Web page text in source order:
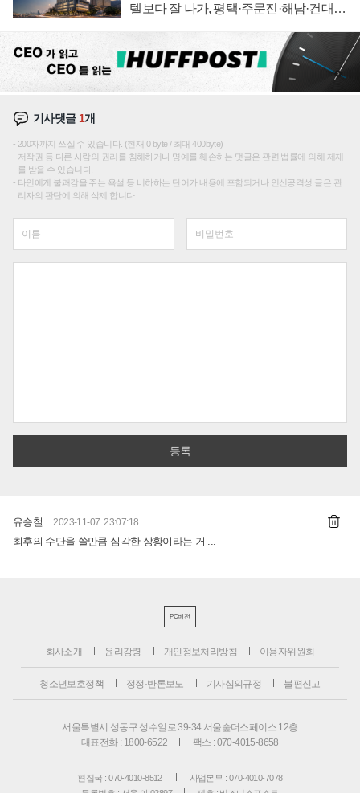
텔보다 잘 나가, 평택·주문진·해남·건대로
기사댓글1개
200자까지 쓰실 수 있습니다. (현재 0 byte / 최대 400byte)
저작권 등 다른 사람의 권리를 침해하거나 명예를 훼손하는 댓글은 관련 법률에 의해 제재
를 받을 수 있습니다.
타인에게 불쾌감을 주는 욕설 등 비하하는 단어가 내용에 포함되거나 인신공격성 글은 관
리자의 판단에 의해 삭제 합니다.
유승철 2023-11-07 23:07:18
최후의 수단을 쓸만큼 심각한 상황이라는 거 ...
PC버전
회사소개 윤리강령 개인정보처리방침 이용자위원회
청소년보호정책 정정·반론보도 기사심의규정 불편신고
서울특별시 성동구 성수일로 39-34 서울숲더스페이스 12층
대표전화 : 1800-6522
팩스 : 070-4015-8658
편집국 : 070-4010-8512
사업본부 : 070-4010-7078